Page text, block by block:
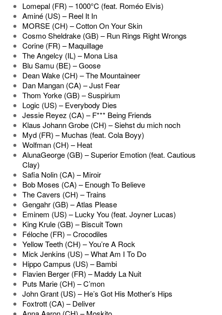
Lomepal (FR) – 1000°C (feat. Roméo Elvis)
Aminé (US) – Reel It In
MORSE (CH) – Cotton On Your Skin
Cosmo Sheldrake (GB) – Run Rings Right Wrongs
Corine (FR) – Maquillage
The Angelcy (IL) – Mona Lisa
Blu Samu (BE) – Goose
Dean Wake (CH) – The Mountaineer
Dan Mangan (CA) – Just Fear
Thom Yorke (GB) – Suspirium
Logic (US) – Everybody Dies
Jessie Reyez (CA) – F*** Being Friends
Klaus Johann Grobe (CH) – Siehst du mich noch
Myd (FR) – Muchas (feat. Cola Boyy)
Wolfman (CH) – Heat
AlunaGeorge (GB) – Superior Emotion (feat. Cautious
Clay)
Safia Nolin (CA) – Miroir
Bob Moses (CA) – Enough To Believe
The Cavers (CH) – Trains
Gengahr (GB) – Atlas Please
Eminem (US) – Lucky You (feat. Joyner Lucas)
King Krule (GB) – Biscuit Town
Féloche (FR) – Crocodiles
Yellow Teeth (CH) – You’re A Rock
Mick Jenkins (US) – What Am I To Do
Hippo Campus (US) – Bambi
Flavien Berger (FR) – Maddy La Nuit
Puts Marie (CH) – C’mon
John Grant (US) – He’s Got His Mother’s Hips
Foxtrott (CA) – Deliver